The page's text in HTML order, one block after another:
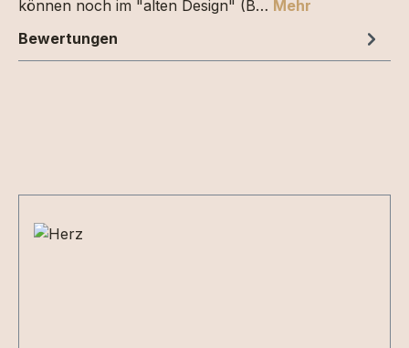
können noch im "alten Design" (B… Mehr
Bewertungen